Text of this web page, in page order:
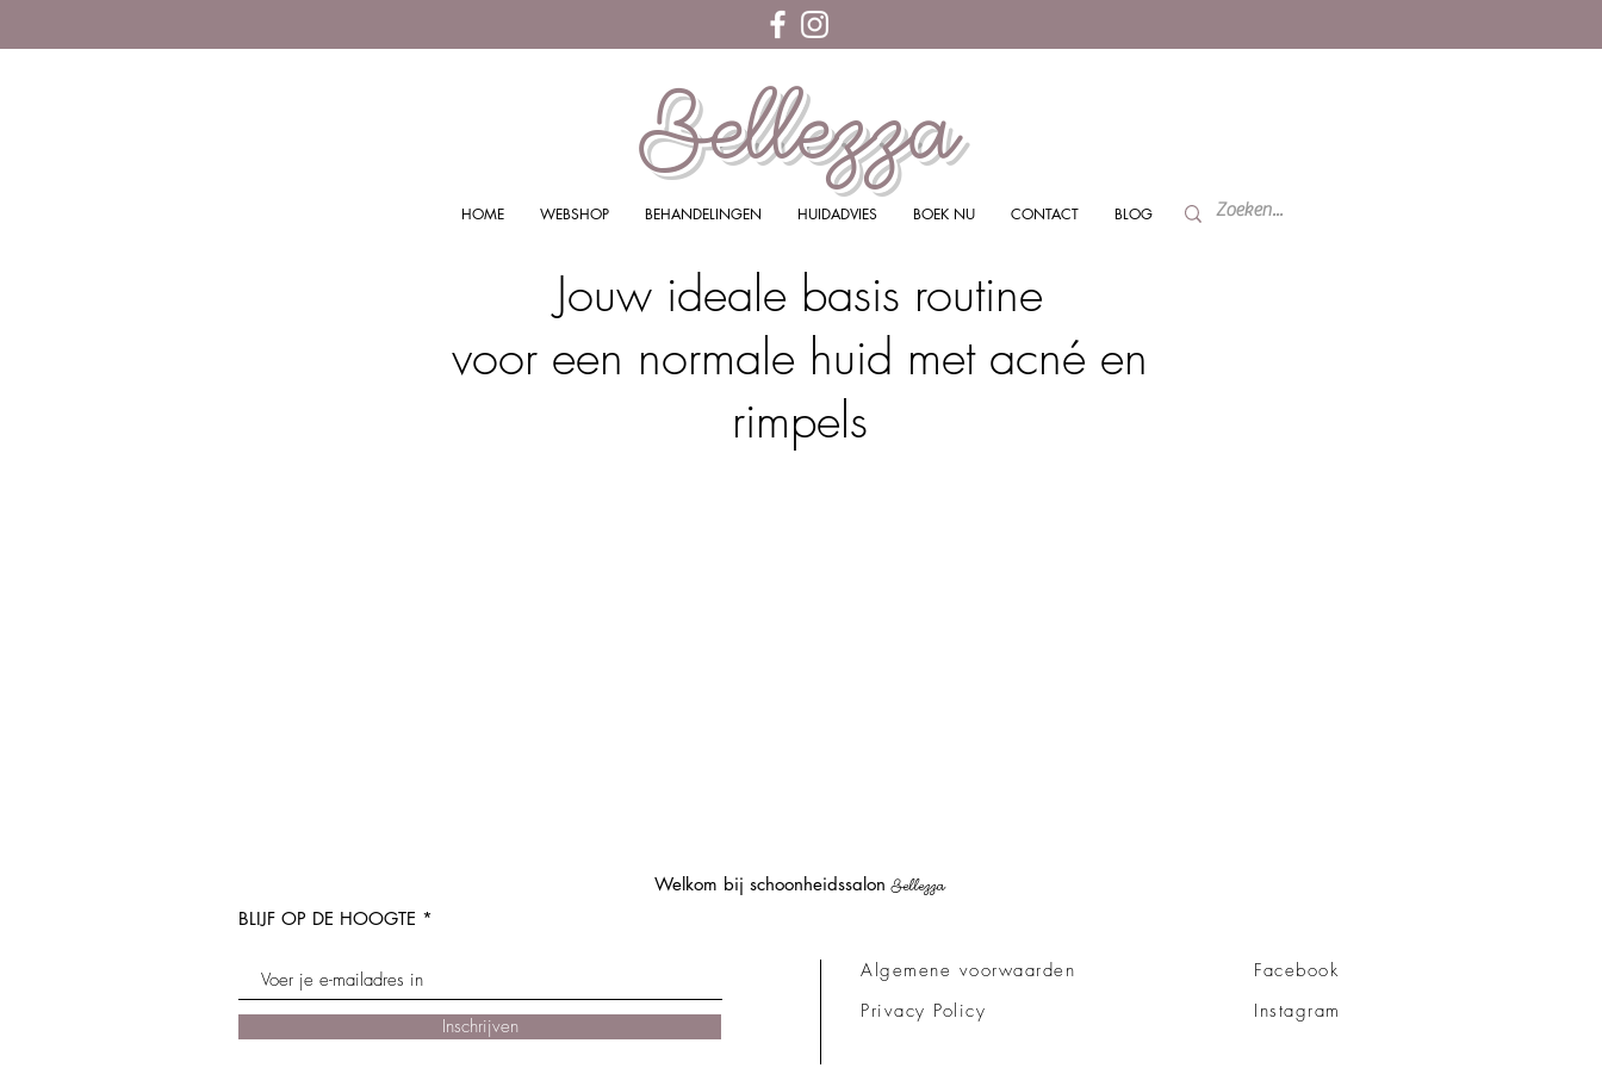
Bellezza
HOME WEBSHOP BEHANDELINGEN HUIDADVIES BOEK NU CONTACT BLOG
Jouw ideale basis routine
voor een normale huid met acné en
rimpels
Welkom bij schoonheidssalonBellezza
BLIJF OP DE HOOGTE
Inschrijven
Algemene voorwaarden
Privacy Policy
Facebook
Instagram